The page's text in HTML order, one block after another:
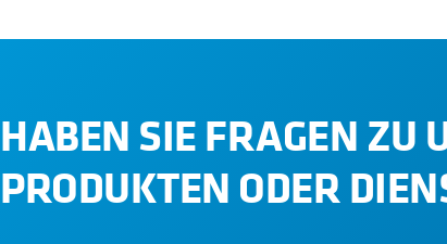
HABEN SIE FRAGEN ZU
PRODUKTEN ODER